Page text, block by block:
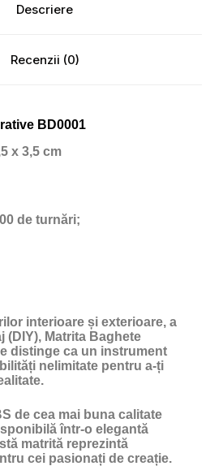
Descriere
Recenzii (0)
BD0001
x 3,5 cm
de turnări;
interioare și exterioare, a
(DIY), Matrita Baghete
distinge ca un instrument
nelimitate pentru a-ți
de cea mai buna calitate
într-o elegantă
matrită reprezintă
cei pasionați de creație.